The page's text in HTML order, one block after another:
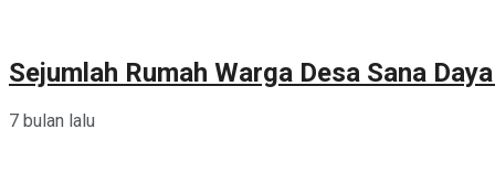
Sejumlah Rumah Warga Desa Sana
7 bulan lalu